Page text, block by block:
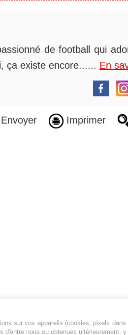
de football qui
ça existe encore...... En
Imprimer
Jeunesfooteux est un média
sur vos appareils (cookies, pixels
nous ou obtenues ultérieurement,